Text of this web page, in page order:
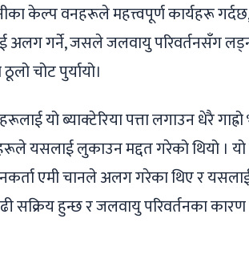
केल्प वनहरूले महत्त्वपूर्ण कार्यहरू
अलग गर्ने, जसले जलवायु परिवर्तनसँग लड्न
ठूलो चोट पुर्यायो।
यो ब्याक्टेरिया पत्ता लगाउन धेरै
यसलाई लुकाउन मद्दत गरेको थियो । यो
एमी चानले अलग गरेका थिए र
सक्रिय हुन्छ र जलवायु परिवर्तनका